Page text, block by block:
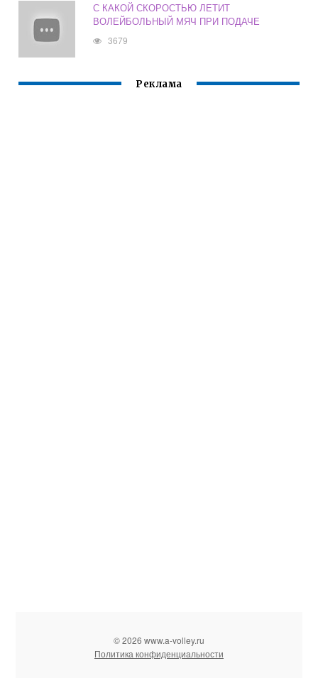
С КАКОЙ СКОРОСТЬЮ ЛЕТИТ
ВОЛЕЙБОЛЬНЫЙ МЯЧ ПРИ ПОДАЧЕ
3679
Реклама
© 2026 www.a-volley.ru
Политика конфиденциальности